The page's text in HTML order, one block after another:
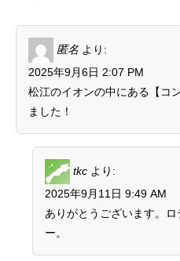
匿名 より:
2025年9月6日 2:07 PM
松江のイオンの中にある【コ
ました！
tkc より:
2025年9月11日 9:49 AM
ありがとうございます。
ー。